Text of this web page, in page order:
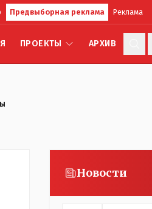
Предвыборная реклама Реклама
ПРОЕКТЫ АРХИВ
Новости